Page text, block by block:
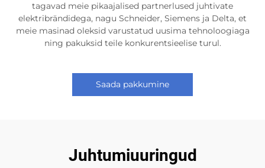
tagavad meie pikaajalised partnerlused juhtivate
elektribrändidega, nagu Schneider, Siemens ja Delta, et
meie masinad oleksid varustatud uusima tehnoloogiaga
ning pakuksid teile konkurentsieelise turul.
Saada pakkumine
Juhtumiuuringud